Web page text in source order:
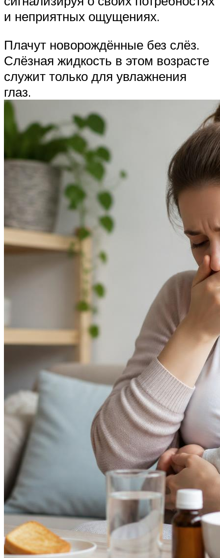
и неприятных ощущениях.
Плачут новорождённые без слёз.
Слёзная жидкость в этом возрасте
служит только для увлажнения
глаз.